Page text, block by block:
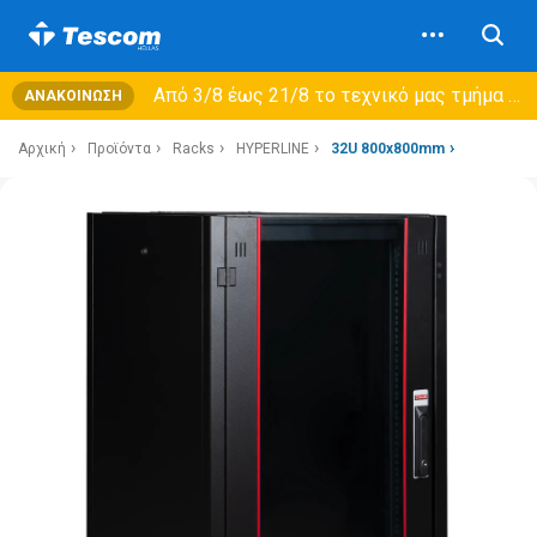
ΑΝΑΚΟΊΝΩΣΗ Από 3/8 έως 21/8 τo τεχνικό μας τμήμα θα εξυπηρετεί μόνο συμβόλαια συντήρησης και όχι νέες παραλαβές →
Αρχική Προϊόντα Racks HYPERLINE 32U 800x800mm